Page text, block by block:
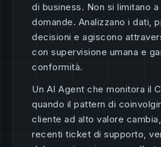
di business. Non si limitano
domande. Analizzano i dati,
decisioni e agiscono
con supervisione umana e
conformità.
Un AI Agent che monitora il
quando il pattern di
cliente ad alto valore
recenti ticket di supporto,